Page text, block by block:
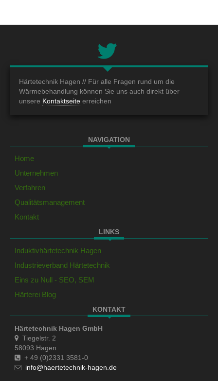
Härtetechnik Hagen // Für alle Fragen rund um die
Wärmebehandlung können Sie uns auch direkt über
unsere Kontaktseite erreichen
NAVIGATION
Home
Unternehmen
Verfahren
Qualitätsmanagement
Kontakt
LINKS
Induktivhärtetechnik Hagen
Industrieverband Härtetechnik
Eins zu Null - SEO, SEM
Härterei Blog
KONTAKT
Härtetechnik Hagen GmbH
Tiegelstr. 2
58093 Hagen
+ 49 (0)2331 3581-0
info@haertetechnik-hagen.de